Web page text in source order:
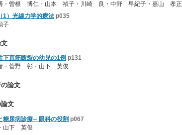
・曽根 博仁・山本 禎子・川崎 良・中野 早紀子・嘉山 孝正
1）光線力学的療法 p035
子
下直筋断裂の幼児の1例 p131
・菅野 彰・山下 英俊
論文
文
糖尿病診療─ 眼科の役割 p067
山下 英俊